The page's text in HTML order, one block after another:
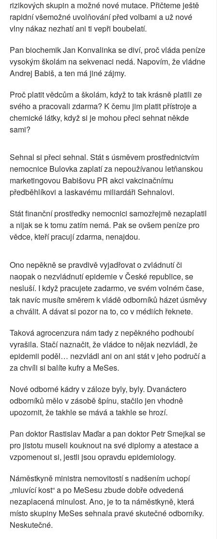
rizikových skupin a možné nové mutace. Přičteme ještě
rapidní všemožné uvolňování před volbami a už nové
vlny nákaz nezhatí ani ti vepři boubelatí.
Pan biochemik Jan Konvalinka se diví, proč vláda peníze
vysokým školám na sekvenaci nedá. Napovím, že vládne
Andrej Babiš, a ten má jiné zájmy.
Proč platit vědcům a školám, když to tak krásně platili ze
svého a pracovali zdarma? K čemu jim platit přístroje a
chemické látky, když si je mohou přeci sehnat někde
sami?
Sehnal si přeci sehnal. Stát s úsměvem prostřednictvím
nemocnice Bulovka zaplatí za nepoužívanou letňanskou
marketingovou Babišovu PR akci vakcinačnímu
předběhlíkovi a laskavému miliardáři Sehnalovi.
Stát finanční prostředky nemocnici samozřejmě nezaplatil
a nijak se k tomu zatím nemá. Pak se ovšem peníze pro
vědce, kteří pracují zdarma, nenajdou.
Ono nepěkně se pravdivě vyjadřovat o zvládnutí či
naopak o nezvládnutí epidemie v České republice, se
nesluší. I když pracujete zadarmo, ve svém volném čase,
tak navíc musíte směrem k vládě odborníků házet úsměvy
a chválit. A dávat si pozor na to, co v médiích řeknete.
Taková agrocenzura nám tady z nepěkného podhoubí
vyrašila. Stačí naznačit, že vládce to nějak nezvládl, že
epidemii poděl… nezvládl ani on ani stát v jeho područí a
za chvíli si balíte kufry a MeSes.
Nové odborné kádry v záloze byly, byly. Dvanáctero
odborníků mělo v zásobě špínu, stačilo jen vhodně
upozornit, že takhle se mává a takhle se hrozí.
Pan doktor Rastislav Maďar a pan doktor Petr Smejkal se
pro jistotu museli kouknout na své diplomy a atestace a
vzpomenout si, jestli jsou opravdu epidemiology.
Náměstkyně ministra nemovitostí s nadšením uchopí
„mluvící kost“ a po MeSesu zbude dobře odvedená
nezaplacená minulost. Ano, je to ta náměstkyně, která
místo skupiny MeSes sehnala pravé skutečné odborníky.
Neskutečné.